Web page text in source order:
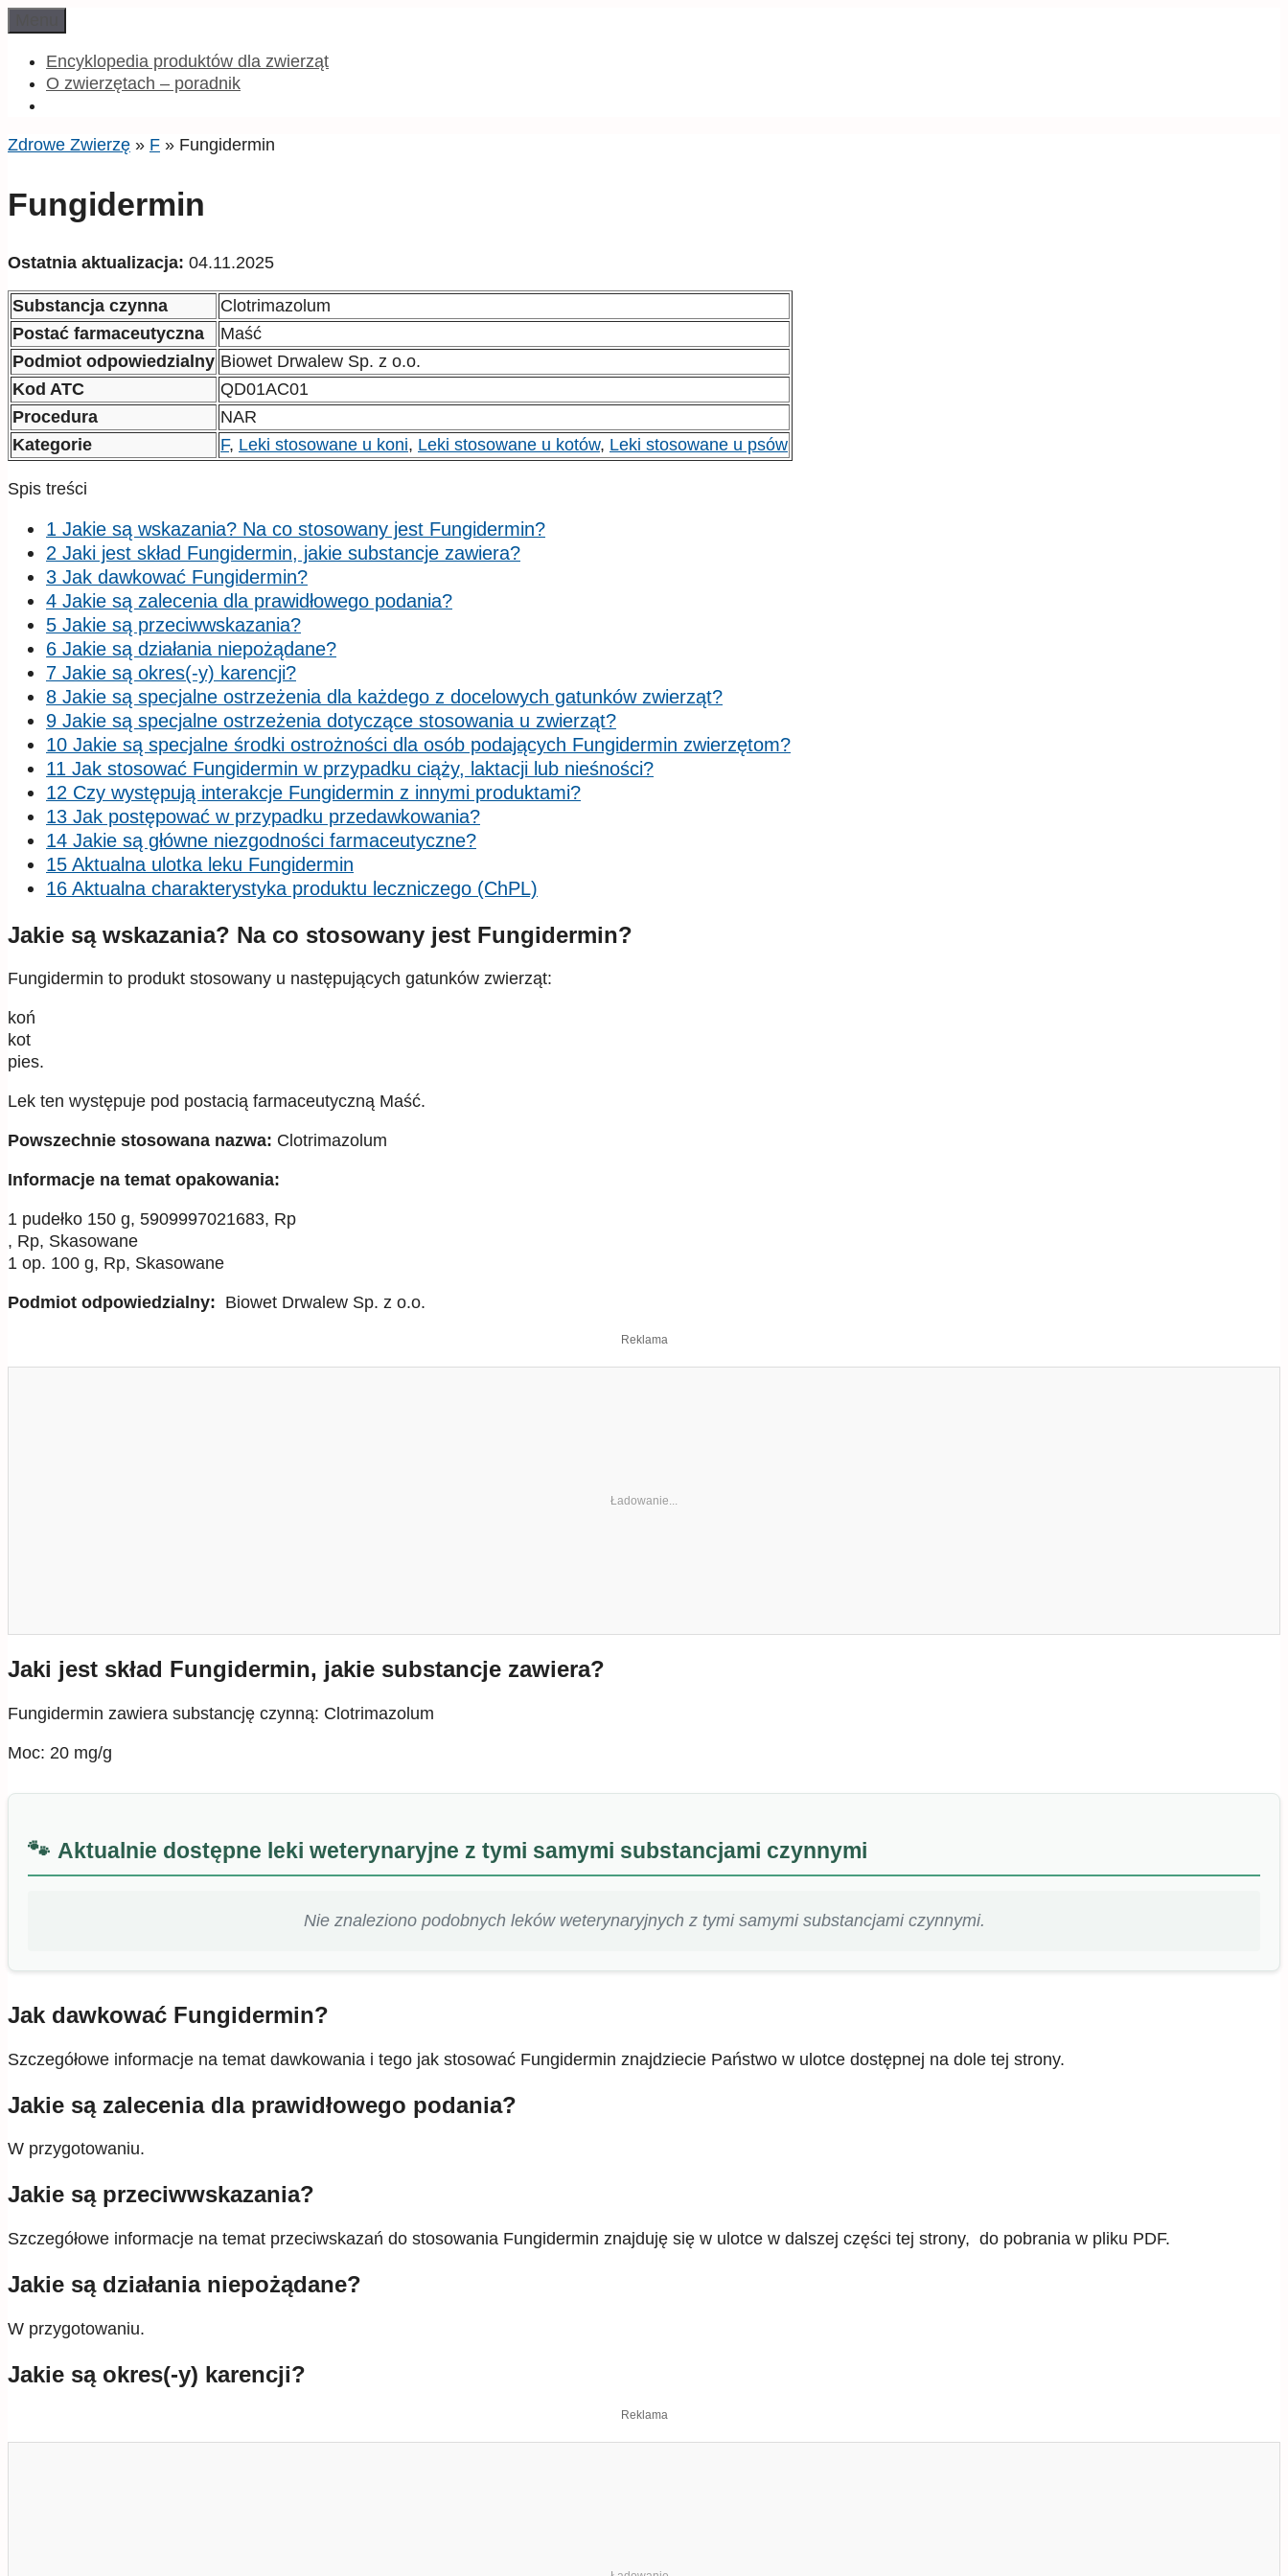
do
treściEncyklopedia produktów dla zwierząt
O zwierzętach – poradnik
Zdrowe Zwierzę » F » Fungidermin
Fungidermin
Ostatnia aktualizacja: 04.11.2025
Substancja czynna
Clotrimazolum
Postać farmaceutyczna
Maść
Podmiot odpowiedzialny Biowet Drwalew Sp. z o.o.
Kod ATC
QD01AC01
Procedura
NAR
Kategorie
F, Leki stosowane u koni, Leki stosowane u kotów, Leki stosowane u psów
Spis treści
1 Jakie są wskazania? Na co stosowany jest Fungidermin?
2 Jaki jest skład Fungidermin, jakie substancje zawiera?
3 Jak dawkować Fungidermin?
4 Jakie są zalecenia dla prawidłowego podania?
5 Jakie są przeciwwskazania?
6 Jakie są działania niepożądane?
7 Jakie są okres(-y) karencji?
8 Jakie są specjalne ostrzeżenia dla każdego z docelowych gatunków zwierząt?
9 Jakie są specjalne ostrzeżenia dotyczące stosowania u zwierząt?
10 Jakie są specjalne środki ostrożności dla osób podających Fungidermin zwierzętom?
11 Jak stosować Fungidermin w przypadku ciąży, laktacji lub nieśności?
12 Czy występują interakcje Fungidermin z innymi produktami?
13 Jak postępować w przypadku przedawkowania?
14 Jakie są główne niezgodności farmaceutyczne?
15 Aktualna ulotka leku Fungidermin
16 Aktualna charakterystyka produktu leczniczego (ChPL)
Jakie są wskazania? Na co stosowany jest Fungidermin?
Fungidermin to produkt stosowany u następujących gatunków zwierząt:
koń
kot
pies.
Lek ten występuje pod postacią farmaceutyczną Maść.
Powszechnie stosowana nazwa: Clotrimazolum
Informacje na temat opakowania:
1 pudełko 150 g, 5909997021683, Rp
, Rp, Skasowane
1 op. 100 g, Rp, Skasowane
Podmiot odpowiedzialny: Biowet Drwalew Sp. z o.o.
Reklama
Jaki jest skład Fungidermin, jakie substancje zawiera?
Fungidermin zawiera substancję czynną: Clotrimazolum
Moc: 20 mg/g
Aktualnie dostępne leki weterynaryjne z tymi samymi substancjami czynnymi
Nie znaleziono podobnych leków weterynaryjnych z tymi samymi substancjami czynnymi.
Jak dawkować Fungidermin?
Szczegółowe informacje na temat dawkowania i tego jak stosować Fungidermin znajdziecie Państwo w ulotce dostępnej na dole tej strony.
Jakie są zalecenia dla prawidłowego podania?
W przygotowaniu.
Jakie są przeciwwskazania?
Szczegółowe informacje na temat przeciwskazań do stosowania Fungidermin znajduję się w ulotce w dalszej części tej strony, do pobrania w pliku PDF.
Jakie są działania niepożądane?
W przygotowaniu.
Jakie są okres(-y) karencji?
Reklama